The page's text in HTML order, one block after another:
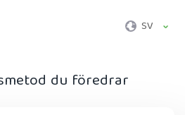
SV
du föredrar